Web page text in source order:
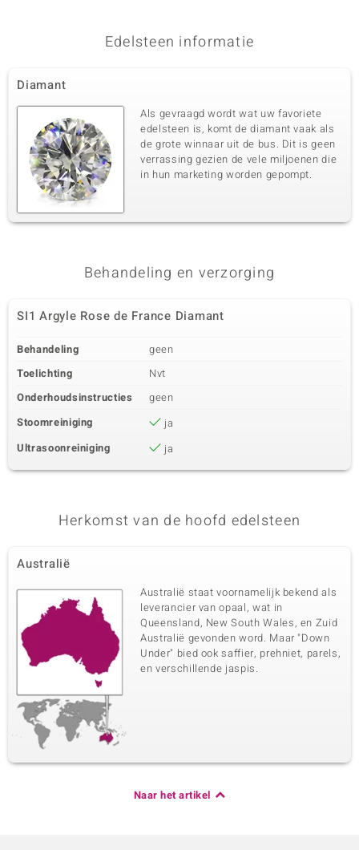
Edelsteen informatie
Diamant
Als gevraagd wordt wat uw favoriete
edelsteen is, komt de diamant vaak als
de grote winnaar uit de bus. Dit is geen
verrassing gezien de vele miljoenen die
in hun marketing worden gepompt.
Behandeling en verzorging
SI1 Argyle Rose de France Diamant
Behandeling
geen
Toelichting
Nvt
Onderhoudsinstructies
geen
Stoomreiniging
ja
Ultrasoonreiniging
ja
Herkomst van de hoofd edelsteen
Australië
Australië staat voornamelijk bekend als
leverancier van opaal, wat in
Queensland, New South Wales, en Zuid
Australië gevonden word. Maar "Down
Under" bied ook saffier, prehniet, parels,
en verschillende jaspis.
Naar het artikel